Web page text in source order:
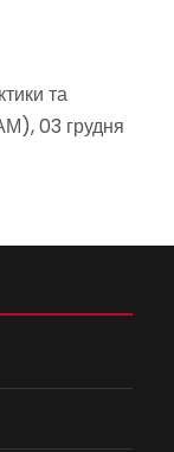
та
03 грудня